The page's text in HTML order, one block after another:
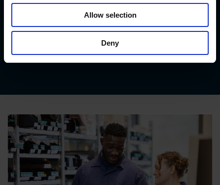
Allow selection
Deny
éxito.Lea sobre nuestros clientes
para
obtener más información sobre cómo podemos
ayudarlo en su negocio.